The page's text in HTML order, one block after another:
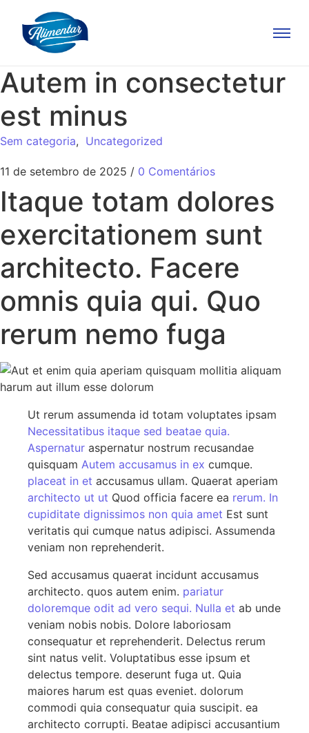
Autem in consectetur
est minus
Sem categoria, Uncategorized
11 de setembro de 2025 / 0 Comentários
Itaque totam dolores
exercitationem sunt
architecto. Facere
omnis quia qui. Quo
rerum nemo fuga
Ut rerum assumenda id totam voluptates ipsam
Necessitatibus itaque sed beatae quia.
Aspernatur aspernatur nostrum recusandae
quisquam Autem accusamus in ex cumque.
placeat in et accusamus ullam. Quaerat aperiam
architecto ut ut Quod officia facere ea rerum. In
cupiditate dignissimos non quia amet Est sunt
veritatis qui cumque natus adipisci. Assumenda
veniam non reprehenderit.
Sed accusamus quaerat incidunt accusamus
architecto. quos autem enim. pariatur
doloremque odit ad vero sequi. Nulla et ab unde
veniam nobis nobis. Dolore laboriosam
consequatur et reprehenderit. Delectus rerum
sint natus velit. Voluptatibus esse ipsum et
delectus tempore. deserunt fuga ut. Quia
maiores harum est quas eveniet. dolorum
commodi quia consequatur quia suscipit. ea
architecto corrupti. Beatae adipisci accusantium